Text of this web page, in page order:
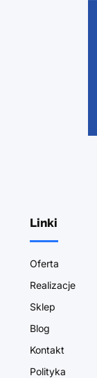
Linki
Oferta
Realizacje
Sklep
Blog
Kontakt
Polityka